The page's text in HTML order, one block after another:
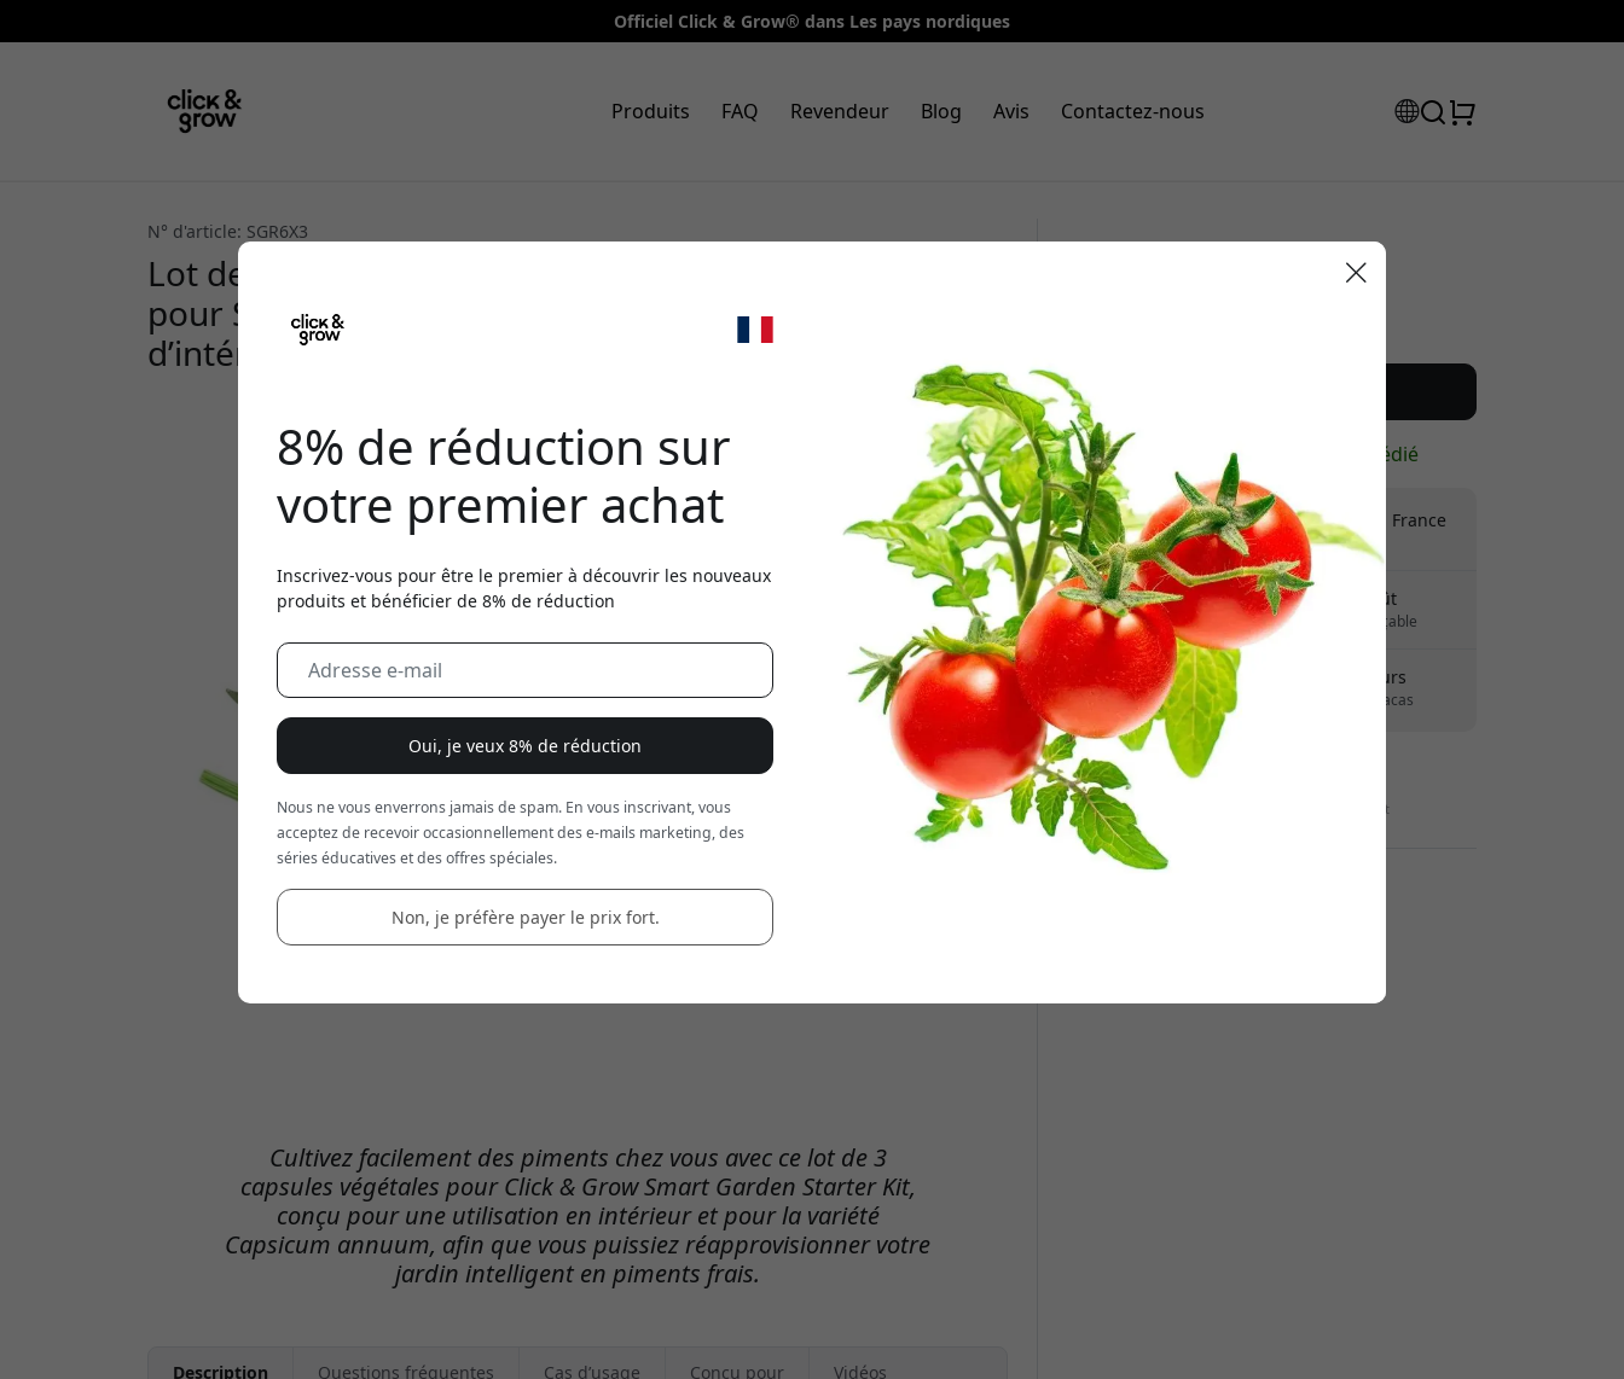
Officiel Click & Grow® dans Les pays nordiques
Produits FAQ Revendeur Blog Avis Contactez-nous
N° d'article: SGR6X3
Lot de 3 Click & Grow Plant Pods pour piment chili
pour Smart Garden Starter Kit pour la culture
d’intérieur à la maison
Cultivez facilement des piments chez vous avec ce lot de 3
capsules végétales pour Click & Grow Smart Garden Starter Kit,
conçu pour une utilisation en intérieur et pour la variété
Capsicum annuum, afin que vous puissiez réapprovisionner votre
jardin intelligent en piments frais.
Description Questions fréquentes Cas d’usage Conçu pour Vidéos
En stock - prêt à être expédié
Expédition de 9.99 EUR en France
Pas de frais cachés
Livraison 10-12 août
Livraison rapide et traçable
Retour sous 30 jours
Retour facile - sans tracas
Paiements sécurisés avec chiffrement
8% de réduction sur
votre premier achat
Inscrivez-vous pour être le premier à découvrir les nouveaux
produits et bénéficier de 8% de réduction
Oui, je veux 8% de réduction
Nous ne vous enverrons jamais de spam. En vous inscrivant, vous
acceptez de recevoir occasionnellement des e-mails marketing, des
séries éducatives et des offres spéciales.
Non, je préfère payer le prix fort.
réduction :
Utilisez ce code lors du paiement pour obtenir 8% de
réduction.